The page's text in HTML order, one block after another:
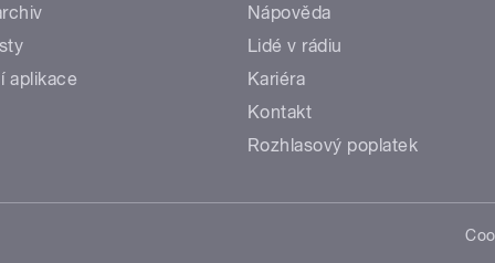
aplikace
Nápověda
Lidé v rádiu
Kariéra
Kontakt
Rozhlasový poplatek